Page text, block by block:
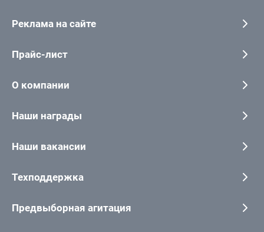
Реклама на сайте
Прайс-лист
О компании
Наши награды
Наши вакансии
Техподдержка
Предвыборная агитация